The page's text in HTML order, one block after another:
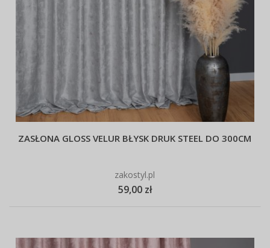
ZASŁONA GLOSS VELUR BŁYSK DRUK STEEL DO 300CM
zakostyl.pl
59,00 zł